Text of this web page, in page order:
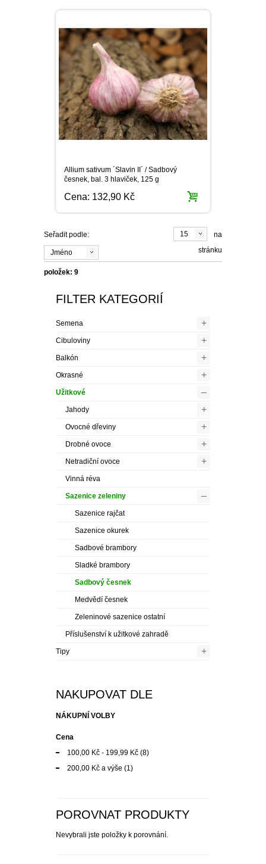
Allium sativum ´Slavin II´ / Sadbový
česnek, bal. 3 hlaviček, 125 g
Cena: 132,90 Kč
Seřadit podle:
Jméno
15
na
stránku
položek: 9
FILTER KATEGORIÍ
Semena +
Cibuloviny +
Balkón +
Okrasné +
Užitkové –
Jahody +
Ovocné dřeviny +
Drobné ovoce +
Netradiční ovoce +
Vinná réva
Sazenice zeleniny –
Sazenice rajčat
Sazenice okurek
Sadbové brambory
Sladké brambory
Sadbový česnek
Medvědí česnek
Zeleninové sazenice ostatní
Příslušenství k užitkové zahradě
Tipy +
NAKUPOVAT DLE
NÁKUPNÍ VOLBY
Cena
100,00 Kč - 199,99 Kč (8)
200,00 Kč a výše (1)
POROVNAT PRODUKTY
Nevybrali jste položky k porovnání.